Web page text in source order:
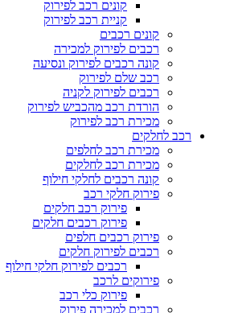
קונים רכב לפירוק
קניית רכב לפירוק
קונים רכבים
רכבים לפירוק למכירה
קונה רכבים לפירוק ונסיעה
רכב שלם לפירוק
רכבים לפירוק לקניה
הורדת רכב מהכביש לפירוק
מכירת רכב לפירוק
רכב לחלקים
מכירת רכב לחלפים
מכירת רכב לחלקים
קונה רכבים לחלקי חילוף
פירוק חלקי רכב
פירוק רכב חלקים
פירוק רכבים חלקים
פירוק רכבים חלפים
רכבים לפירוק חלקים
רכבים לפירוק חלקי חילוף
פירוקים לרכב
פירוק כלי רכב
רכבים למכירה פירוק